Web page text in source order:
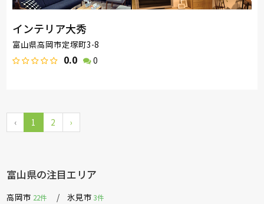
インテリア大秀
富山県高岡市定塚町3-8
0.0 0
‹ 1 2 ›
富山県の注目エリア
高岡市 22件 氷見市3件